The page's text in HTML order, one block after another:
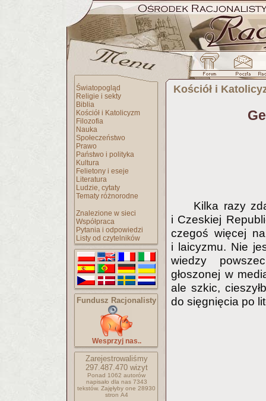
Światopogląd
Religie i sekty
Biblia
Kościół i Katolicyzm
Filozofia
Nauka
Społeczeństwo
Prawo
Państwo i polityka
Kultura
Felietony i eseje
Literatura
Ludzie, cytaty
Tematy różnorodne
Znalezione w sieci
Współpraca
Pytania i odpowiedzi
Listy od czytelników
Fundusz Racjonalisty
Wesprzyj nas..
Zarejestrowaliśmy
297.487.470wizyt
Ponad 1062 autorów
napisało dla nas 7343
tekstów. Zajęłyby one 28930
stron A4
Kościół i
Kilka razy
i Czeskiej
czegoś więcej
i laicyzmu. Nie
wiedzy
głoszonej w
ale szkic,
do sięgnięcia po